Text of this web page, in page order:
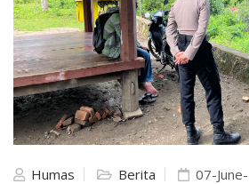
Humas Berita 07-